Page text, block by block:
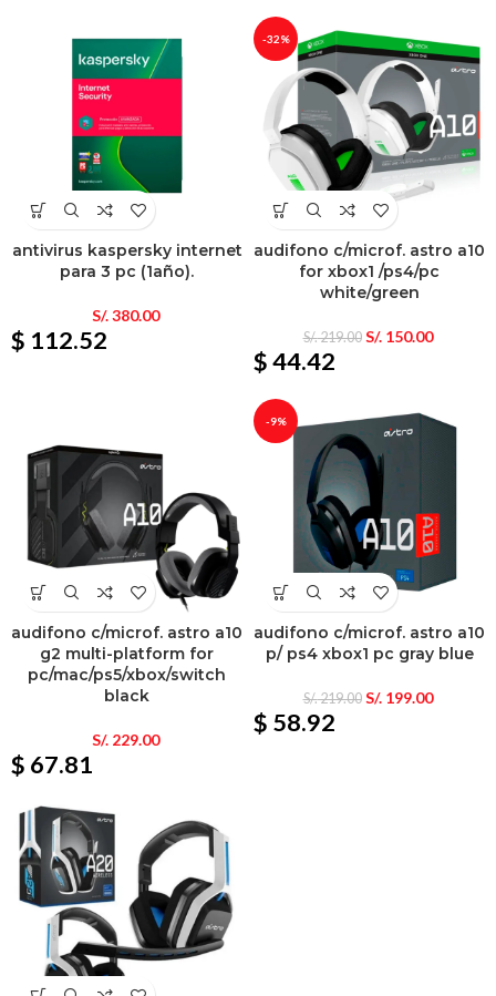
antivirus kaspersky internet
para 3 pc (1año).
S/.380.00
$ 112.52
-32%
audifono c/microf. astro a10
for xbox1 /ps4/pc
white/green
S/.219.00 S/.150.00
$ 44.42
audifono c/microf. astro a10
g2 multi-platform for
pc/mac/ps5/xbox/switch
black
S/.229.00
$ 67.81
-9%
audifono c/microf. astro a10
p/ ps4 xbox1 pc gray blue
S/.219.00 S/.199.00
$ 58.92